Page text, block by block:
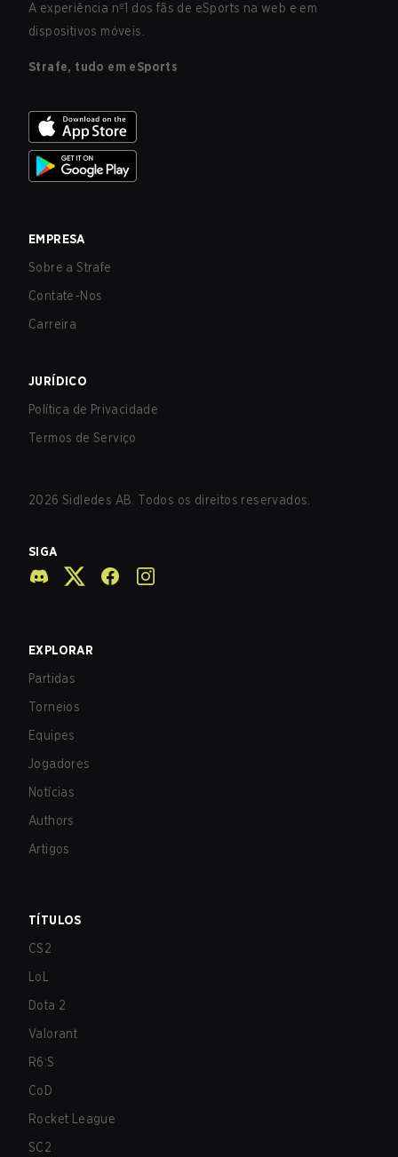
A experiência nº1 dos fãs de eSports na web e em
dispositivos móveis.
Strafe, tudo em eSports
EMPRESA
Sobre a Strafe
Contate-Nos
Carreira
JURÍDICO
Política de Privacidade
Termos de Serviço
2026 Sidledes AB. Todos os direitos reservados.
SIGA
EXPLORAR
Partidas
Torneios
Equipes
Jogadores
Notícias
Authors
Artigos
TÍTULOS
CS2
LoL
Dota 2
Valorant
R6:S
CoD
Rocket League
SC2